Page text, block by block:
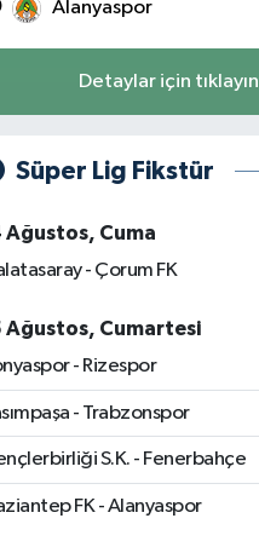
Alanyaspor
Detaylar için tıklayın
Süper Lig Fikstür
Ağustos, Cuma
- Çorum FK
Ağustos, Cumartesi
- Rizespor
- Trabzonspor
S.K. - Fenerbahçe
FK - Alanyaspor